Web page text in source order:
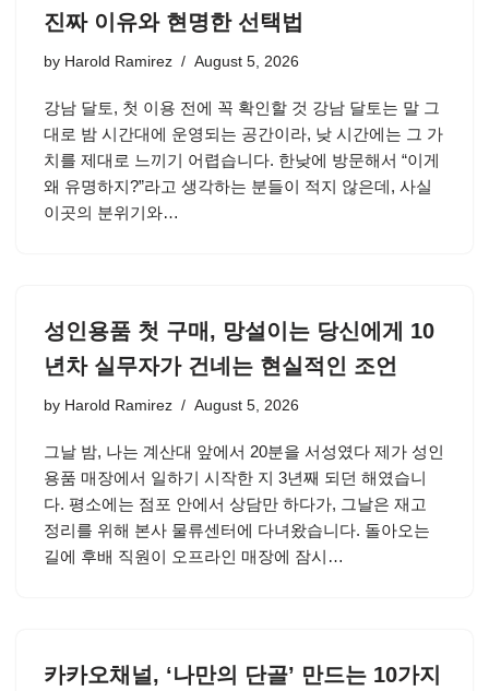
진짜 이유와 현명한 선택법
by Harold Ramirez August 5, 2026
강남 달토, 첫 이용 전에 꼭 확인할 것 강남 달토는 말 그
대로 밤 시간대에 운영되는 공간이라, 낮 시간에는 그 가
치를 제대로 느끼기 어렵습니다. 한낮에 방문해서 “이게
왜 유명하지?”라고 생각하는 분들이 적지 않은데, 사실
이곳의 분위기와…
성인용품 첫 구매, 망설이는 당신에게 10
년차 실무자가 건네는 현실적인 조언
by Harold Ramirez August 5, 2026
그날 밤, 나는 계산대 앞에서 20분을 서성였다 제가 성인
용품 매장에서 일하기 시작한 지 3년째 되던 해였습니
다. 평소에는 점포 안에서 상담만 하다가, 그날은 재고
정리를 위해 본사 물류센터에 다녀왔습니다. 돌아오는
길에 후배 직원이 오프라인 매장에 잠시…
카카오채널, ‘나만의 단골’ 만드는 10가지